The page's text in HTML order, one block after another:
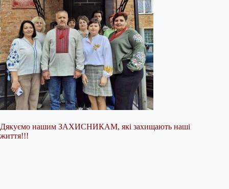
Дякуємо нашим ЗАХИСНИКАМ, які захищають наші
життя!!!